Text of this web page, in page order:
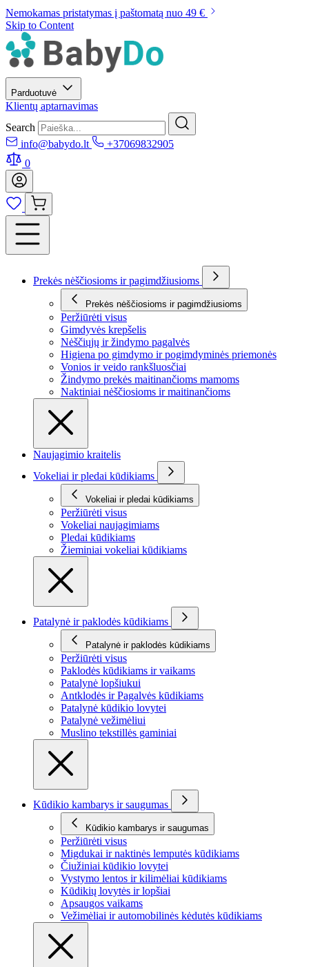
Nemokamas pristatymas į paštomatą nuo 49 €
Skip to Content
Parduotuvė
Klientų aptarnavimas
Search
info@babydo.lt
+37069832905
0
Prekės nėščiosioms ir pagimdžiusioms
Prekės nėščiosioms ir pagimdžiusioms
Peržiūrėti visus
Gimdyvės krepšelis
Nėščiųjų ir žindymo pagalvės
Higiena po gimdymo ir pogimdyminės priemonės
Vonios ir veido rankšluosčiai
Žindymo prekės maitinančioms mamoms
Naktiniai nėščiosioms ir maitinančioms
Naujagimio kraitelis
Vokeliai ir pledai kūdikiams
Vokeliai ir pledai kūdikiams
Peržiūrėti visus
Vokeliai naujagimiams
Pledai kūdikiams
Žieminiai vokeliai kūdikiams
Patalynė ir paklodės kūdikiams
Patalynė ir paklodės kūdikiams
Peržiūrėti visus
Paklodės kūdikiams ir vaikams
Patalynė lopšiukui
Antklodės ir Pagalvės kūdikiams
Patalynė kūdikio lovytei
Patalynė vežimėliui
Muslino tekstillės gaminiai
Kūdikio kambarys ir saugumas
Kūdikio kambarys ir saugumas
Peržiūrėti visus
Migdukai ir naktinės lemputės kūdikiams
Čiužiniai kūdikio lovytei
Vystymo lentos ir kilimėliai kūdikiams
Kūdikių lovytės ir lopšiai
Apsaugos vaikams
Vežimėliai ir automobilinės kėdutės kūdikiams